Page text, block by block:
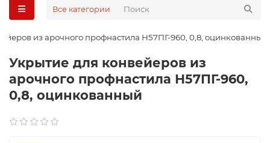
Все категории
из арочного профнастила Н57ПГ-960, 0,8, оцинкованный
Укрытие для конвейеров из
арочного профнастила Н57ПГ-960,
0,8, оцинкованный